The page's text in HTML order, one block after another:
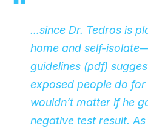
…since Dr. Tedros is
home and self-
guidelines (pdf)
exposed people do
wouldn’t matter if he
negative test result. As